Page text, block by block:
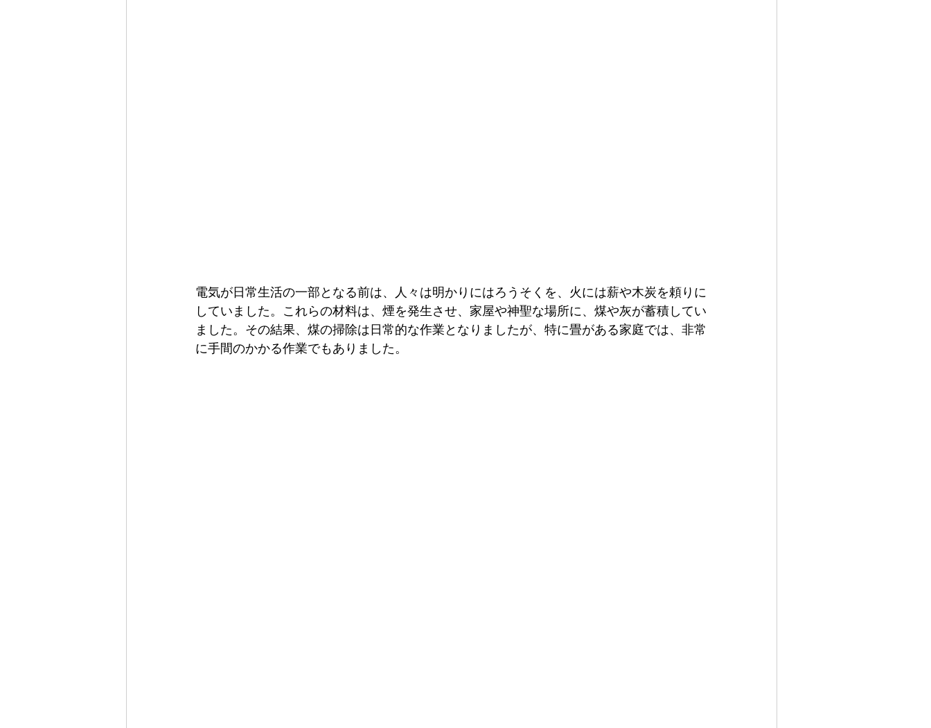
電気が日常生活の一部となる前は、人々は明かりにはろうそくを、火には薪や木炭を頼りに
していました。これらの材料は、煙を発生させ、家屋や神聖な場所に、煤や灰が蓄積してい
ました。その結果、煤の掃除は日常的な作業となりましたが、特に畳がある家庭では、非常
に手間のかかる作業でもありました。